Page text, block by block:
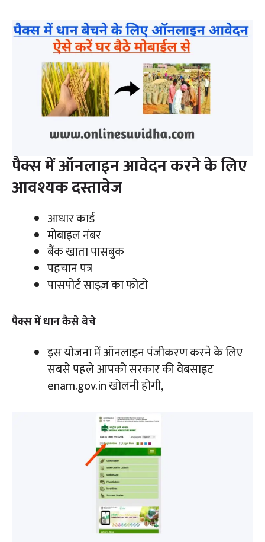
पैक्स में ऑनलाइन आवेदन करने के लिए
आवश्यक दस्तावेज
आधार कार्ड
मोबाइल नंबर
बैंक खाता पासबुक
पहचान पत्र
पासपोर्ट साइज़ का फोटो
पैक्स में धान कैसे बेचे
इस योजना में ऑनलाइन पंजीकरण करने के लिए
सबसे पहले आपको सरकार की वेबसाइट
enam.gov.in खोलनी होगी,